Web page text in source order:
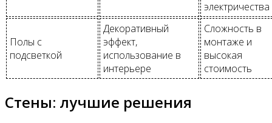
электричества
Полы с
подсветкой
Декоративный
эффект,
использование в
интерьере
Сложность в
монтаже и
высокая
стоимость
Стены: лучшие решения